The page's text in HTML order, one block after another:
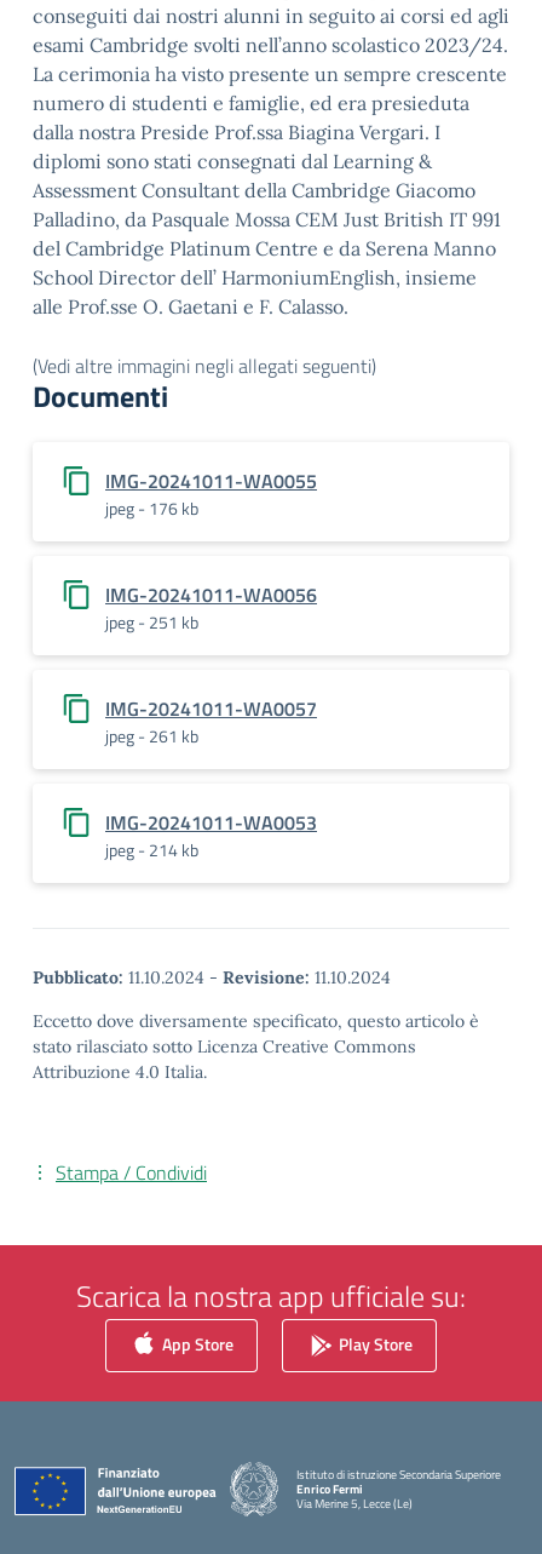
conseguiti dai nostri alunni in seguito ai corsi ed agli
esami Cambridge svolti nell’anno scolastico 2023/24.
La cerimonia ha visto presente un sempre crescente
numero di studenti e famiglie, ed era presieduta
dalla nostra Preside Prof.ssa Biagina Vergari. I
diplomi sono stati consegnati dal Learning &
Assessment Consultant della Cambridge Giacomo
Palladino, da Pasquale Mossa CEM Just British IT 991
del Cambridge Platinum Centre e da Serena Manno
School Director dell’ HarmoniumEnglish, insieme
alle Prof.sse O. Gaetani e F. Calasso.
(Vedi altre immagini negli allegati seguenti)
Documenti
IMG-20241011-WA0055
jpeg - 176 kb
IMG-20241011-WA0056
jpeg - 251 kb
IMG-20241011-WA0057
jpeg - 261 kb
IMG-20241011-WA0053
jpeg - 214 kb
Pubblicato: 11.10.2024 - Revisione: 11.10.2024
Eccetto dove diversamente specificato, questo articolo è
stato rilasciato sotto Licenza Creative Commons
Attribuzione 4.0 Italia.
Stampa / Condividi
Scarica la nostra app ufficiale su:
App Store Play Store
Istituto di istruzione Secondaria Superiore
Enrico Fermi
Via Merine 5, Lecce (Le)